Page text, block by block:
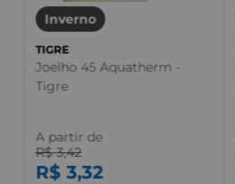
Inverno
TIGRE
Joelho 45 Aquatherm -
Tigre
A partir de
R$ 3,42
R$ 3,32